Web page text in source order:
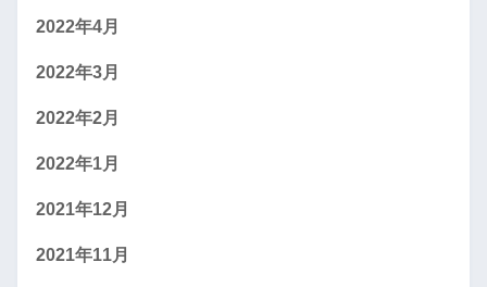
2022年4月
2022年3月
2022年2月
2022年1月
2021年12月
2021年11月